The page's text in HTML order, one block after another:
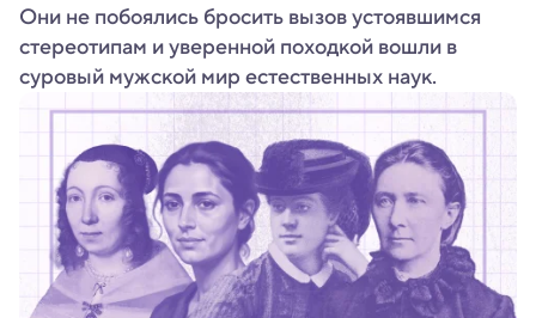
Они не побоялись бросить вызов устоявшимся
стереотипам и уверенной походкой вошли в
суровый мужской мир естественных наук.